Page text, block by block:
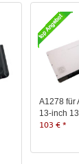
A1278 für
13-inch
103 € *